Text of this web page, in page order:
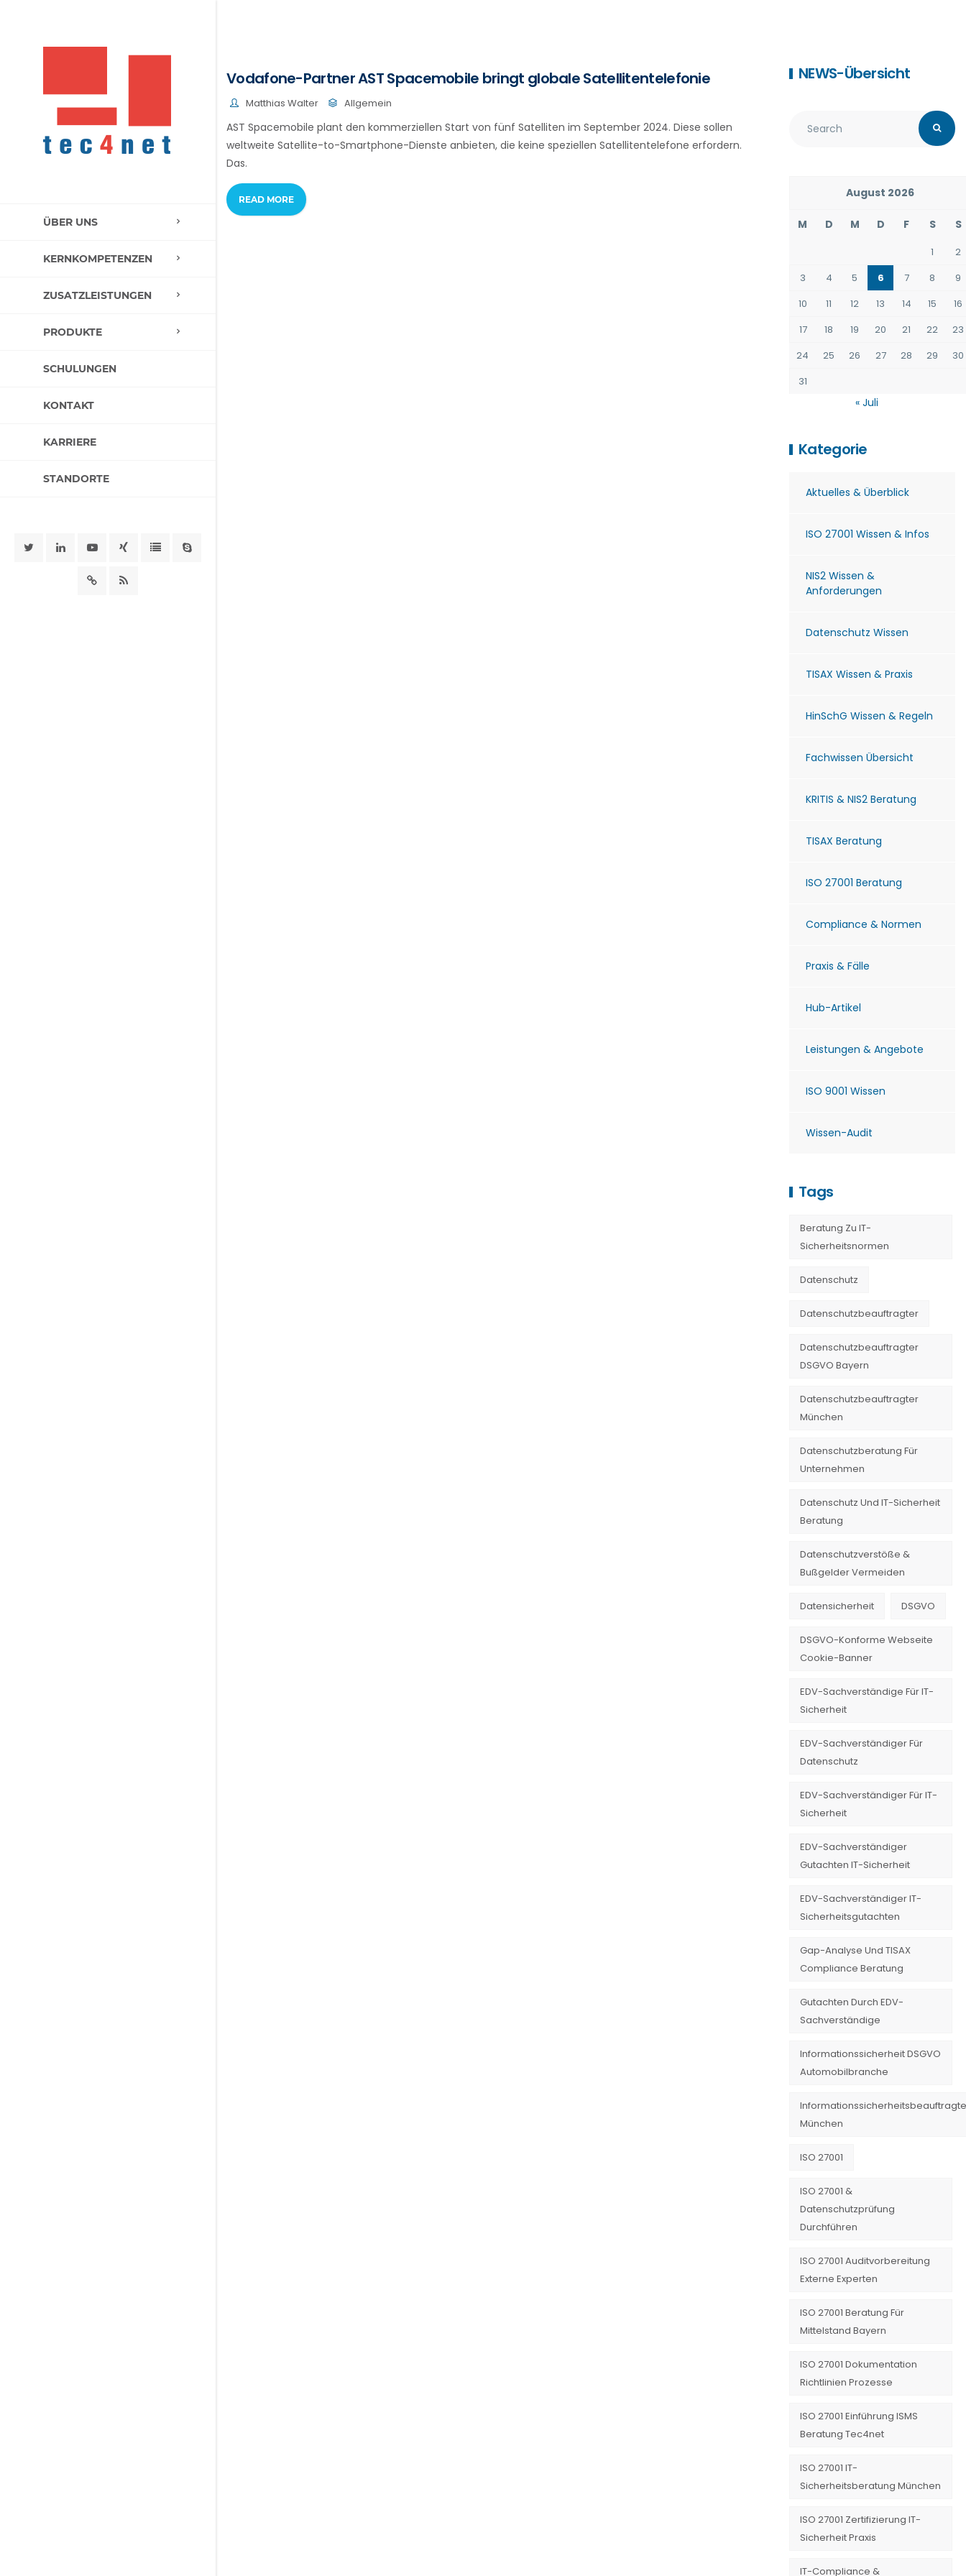
ÜBER UNS
KERNKOMPETENZEN
ZUSATZLEISTUNGEN
PRODUKTE
SCHULUNGEN
KONTAKT
KARRIERE
STANDORTE
Vodafone-Partner AST Spacemobile bringt globale Satellitentelefonie
Matthias Walter Allgemein
AST Spacemobile plant den kommerziellen Start von fünf Satelliten im September 2024. Diese sollen
weltweite Satellite-to-Smartphone-Dienste anbieten, die keine speziellen Satellitentelefone erfordern.
Das.
READ MORE
NEWS-Übersicht
August 2026
M D M D F S S
1
2
3
4 5 6 7 8
9
10
11 12 13 14 15
16
17
18 19 20 21 22
23
24
25 26 27 28 29
30
31
« Juli
Kategorie
Aktuelles & Überblick
ISO 27001 Wissen & Infos
NIS2 Wissen &
Anforderungen
Datenschutz Wissen
TISAX Wissen & Praxis
HinSchG Wissen & Regeln
Fachwissen Übersicht
KRITIS & NIS2 Beratung
TISAX Beratung
ISO 27001 Beratung
Compliance & Normen
Praxis & Fälle
Hub-Artikel
Leistungen & Angebote
ISO 9001 Wissen
Wissen-Audit
Tags
Beratung Zu IT-
Sicherheitsnormen
Datenschutz
Datenschutzbeauftragter
Datenschutzbeauftragter
DSGVO Bayern
Datenschutzbeauftragter
München
Datenschutzberatung Für
Unternehmen
Datenschutz Und IT-Sicherheit
Beratung
Datenschutzverstöße &
Bußgelder Vermeiden
Datensicherheit DSGVO
DSGVO-Konforme Webseite
Cookie-Banner
EDV-Sachverständige Für IT-
Sicherheit
EDV-Sachverständiger Für
Datenschutz
EDV-Sachverständiger Für IT-
Sicherheit
EDV-Sachverständiger
Gutachten IT-Sicherheit
EDV-Sachverständiger IT-
Sicherheitsgutachten
Gap-Analyse Und TISAX
Compliance Beratung
Gutachten Durch EDV-
Sachverständige
Informationssicherheit DSGVO
Automobilbranche
München
ISO 27001
ISO 27001 &
Datenschutzprüfung
Durchführen
ISO 27001 Auditvorbereitung
Externe Experten
ISO 27001 Beratung Für
Mittelstand Bayern
ISO 27001 Dokumentation
Richtlinien Prozesse
ISO 27001 Einführung ISMS
Beratung Tec4net
ISO 27001 IT-
Sicherheitsberatung München
ISO 27001 Zertifizierung IT-
Sicherheit Praxis
IT-Compliance &